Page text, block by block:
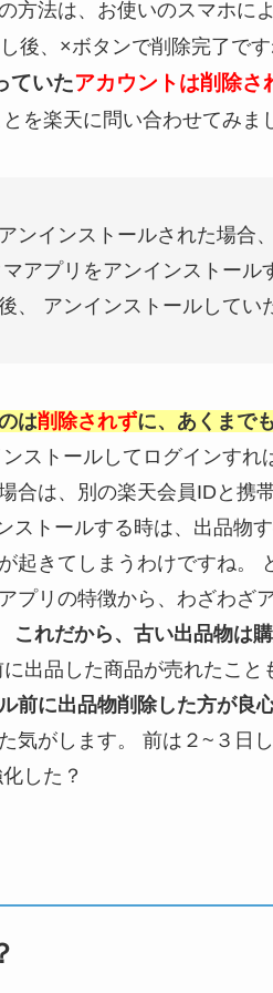
方法は、お使いのスマホに
後、×ボタンで削除完了で
ていたアカウントは削除さ
を楽天に問い合わせてみま
ンインストールされた場合、
マアプリをアンインストール
、 アンインストールしてい
は削除されずに、あくまで
ストールしてログインすれ
合は、別の楽天会員IDと携
トールする時は、出品物
起きてしまうわけですね。
プリの特徴から、わざわざ
これだから、古い出品物は
出品した商品が売れたこ
前に出品物削除した方が良
気がします。 前は２~３日
化した？